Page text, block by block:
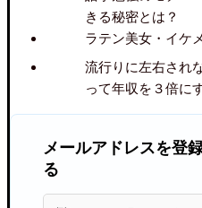
きる秘密とは？
ラテン美女・イケ
流行りに左右され
って年収を３倍に
メールアドレスを登
る